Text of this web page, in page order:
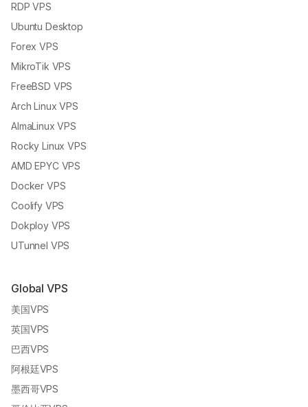
RDP VPS
Ubuntu Desktop
Forex VPS
MikroTik VPS
FreeBSD VPS
Arch Linux VPS
AlmaLinux VPS
Rocky Linux VPS
AMD EPYC VPS
Docker VPS
Coolify VPS
Dokploy VPS
UTunnel VPS
Global VPS
美国VPS
英国VPS
巴西VPS
阿根廷VPS
墨西哥VPS